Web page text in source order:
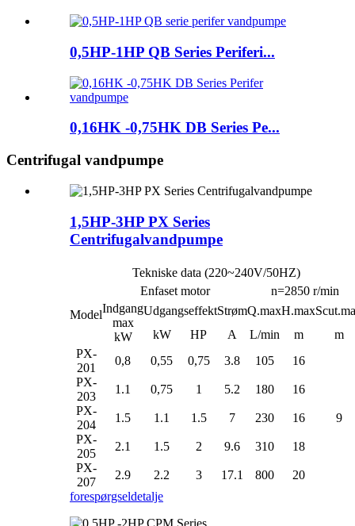
0,5HP-1HP QB Series Periferi...
0,16HK -0,75HK DB Series Pe...
Centrifugal vandpumpe
1,5HP-3HP PX Series
Centrifugalvandpumpe
Tekniske data (220~240V/50HZ)
Model
Enfaset motor
n=2850 r/min
Indgang
max
kW
UdgangseffektStrømQ.maxH.max
kW
HP A L/min m
m
PX-
201
0,8 0,55 0,75 3.8 105 16
9
PX-
203
1.1 0,75 1 5.2 180
16
PX-
204
1.5 1.1 1.5 7 230
16
PX-
205
2.1 1.5 2 9.6 310
18
PX-
207
2.9 2.2 3 17.1 800
20
forespørgseldetalje